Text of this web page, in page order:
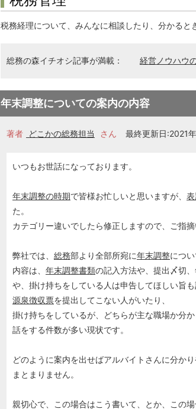
税務経理について、みんなに相談したり、分かると
総務の森イチオシ記事が満載： 経営ノウハウ
年末調整についての案内の内容
著者 どこかの総務担当 さん 最終更新日:2021
いつもお世話になっております。
年末調整の時期で皆様お忙しいと思いますが、
た。
カテゴリー違いでしたら修正しますので、ご指摘
弊社では、 総務部より全部所宛に年末調整につ
内容は、 年末調整書類の記入方法や、提出〆切
や、掛け持ちをしている人は申告してほしい旨も
源泉徴収票を提出してこない人がいたり、
掛け持ちをしているが、どちらが主な職場か分
話をする件数が多い現状です。
どのように案内を出せばアルバイトさんに分か
まとまりません。
親切心で、この場合はこう書いて、とか、この